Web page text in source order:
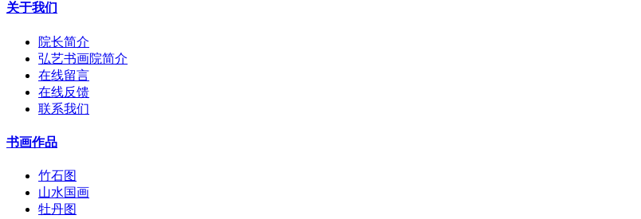
关于我们
院长简介
弘艺书画院简介
在线留言
在线反馈
联系我们
书画作品
竹石图
山水国画
牡丹图